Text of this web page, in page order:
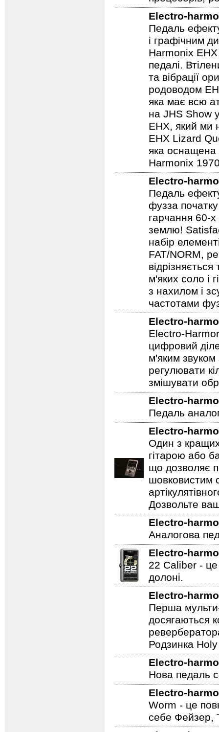
Electro-
Педаль
і графічним
Harmonix
педалі.
та вібрації
родоводом
яка має всю
на JHS Show
EHX, який ми
EHX Lizard
яка оснащена
Harmonix
Electro-
Педаль
фузза
гарчання 60-
землю!
набір
FAT/NORM,
м'яких соло і
з нахилом і
частотами
Electro-
Electro-
цифровий
м'яким
регулювати
змішувати
Electro-
Педаль
Electro-
Один з
гітарою або
що дозволяє
шовковистим
Дозвольте
Electro-
Аналогова
Electro-
22 Caliber -
долоні.
Electro-
Перша
досягаються
Родзинка
Electro-
Нова педаль
Electro-
Worm - це
себе Фейзер,